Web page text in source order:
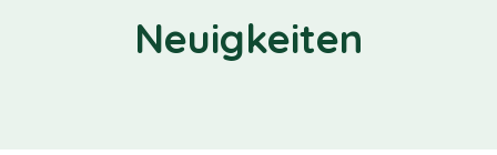
Neuigkeiten